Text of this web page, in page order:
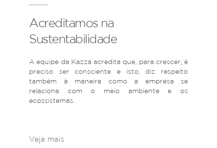
Acreditamos na
Sustentabilidade
A equipe da Kazza acredita que, para crescer, é
preciso ser consciente e isto, diz respeito
também à maneira como a empresa se
relaciona com o meio ambiente e os
ecossistemas.
Veja mais